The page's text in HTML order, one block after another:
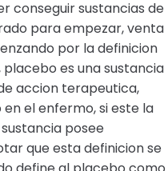
conseguir sustancias de
para empezar, venta
por la definicion
placebo es una sustancia
accion terapeutica,
el enfermo, si este la
posee
que esta definicion se